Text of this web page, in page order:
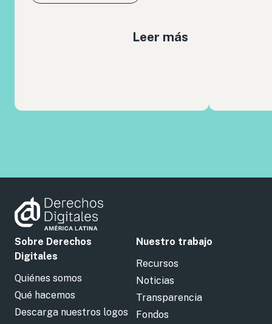
Leer más
Sobre Derechos
Digitales
Quiénes somos
Qué hacemos
Descarga nuestros logos
Nuestro trabajo
Recursos
Noticias
Transparencia
Fondos